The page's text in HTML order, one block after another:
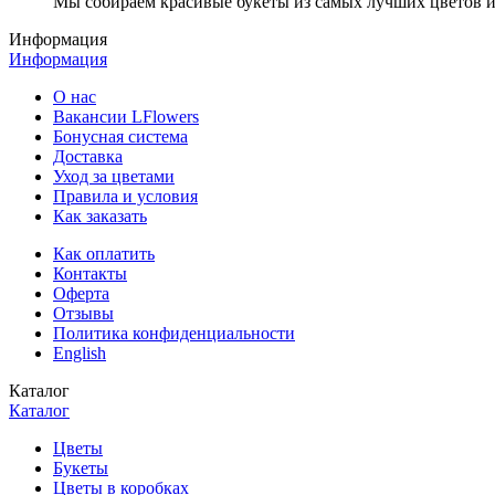
Информация
Информация
О нас
Вакансии LFlowers
Бонусная система
Доставка
Уход за цветами
Правила и условия
Как заказать
Как оплатить
Контакты
Оферта
Отзывы
Политика конфиденциальности
English
Каталог
Каталог
Цветы
Букеты
Цветы в коробках